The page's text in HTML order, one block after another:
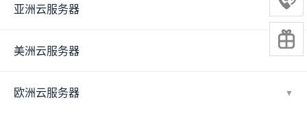
亚洲云服务器 ▼
美洲云服务器 ▼
欧洲云服务器 ▼